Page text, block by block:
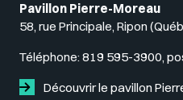
Pavillon Pierre-Moreau
58, rue Principale, Ripon
Téléphone: 819 595-3900,
Découvrir le pavillon